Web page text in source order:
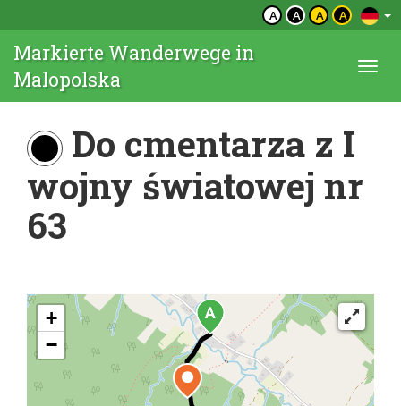
A A A A
Markierte Wanderwege in
Malopolska
Do cmentarza z I
wojny światowej nr
63
+
−